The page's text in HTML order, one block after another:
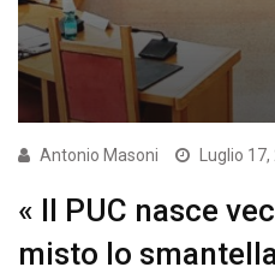
Antonio Masoni Luglio
« Il PUC nasce
misto lo